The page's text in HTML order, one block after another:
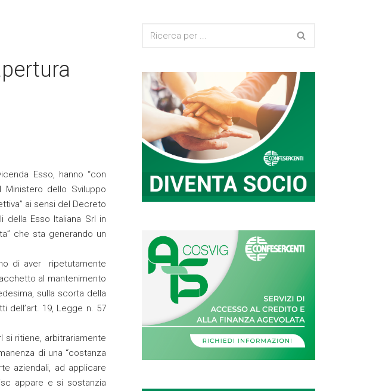
Esso, hanno “con
dello Sviluppo
ai sensi del Decreto
Esso Italiana Srl in
che sta generando un
di aver ripetutamente
al mantenimento
sulla scorta della
dell’art. 19, Legge n. 57
si ritiene, arbitrariamente
di una “costanza
aziendali, ad applicare
appare e si sostanzia